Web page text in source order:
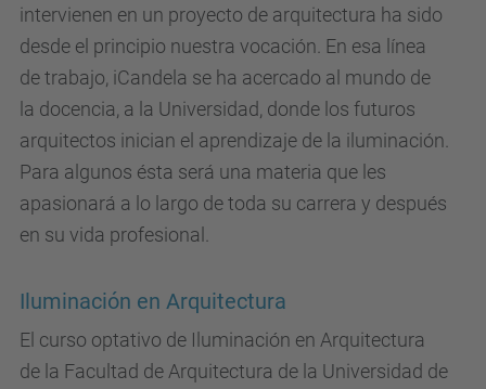
intervienen en un proyecto de arquitectura ha sido
desde el principio nuestra vocación. En esa línea
de trabajo, iCandela se ha acercado al mundo de
la docencia, a la Universidad, donde los futuros
arquitectos inician el aprendizaje de la iluminación.
Para algunos ésta será una materia que les
apasionará a lo largo de toda su carrera y después
en su vida profesional.
Iluminación en Arquitectura
El curso optativo de Iluminación en Arquitectura
de la Facultad de Arquitectura de la Universidad de